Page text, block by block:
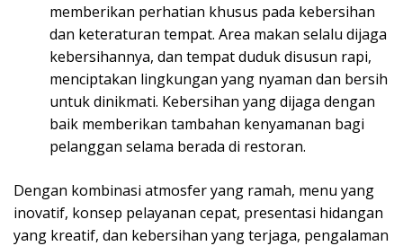
memberikan perhatian khusus pada kebersihan
dan keteraturan tempat. Area makan selalu dijaga
kebersihannya, dan tempat duduk disusun rapi,
menciptakan lingkungan yang nyaman dan bersih
untuk dinikmati. Kebersihan yang dijaga dengan
baik memberikan tambahan kenyamanan bagi
pelanggan selama berada di restoran.
Dengan kombinasi atmosfer yang ramah, menu yang
inovatif, konsep pelayanan cepat, presentasi hidangan
yang kreatif, dan kebersihan yang terjaga, pengalaman